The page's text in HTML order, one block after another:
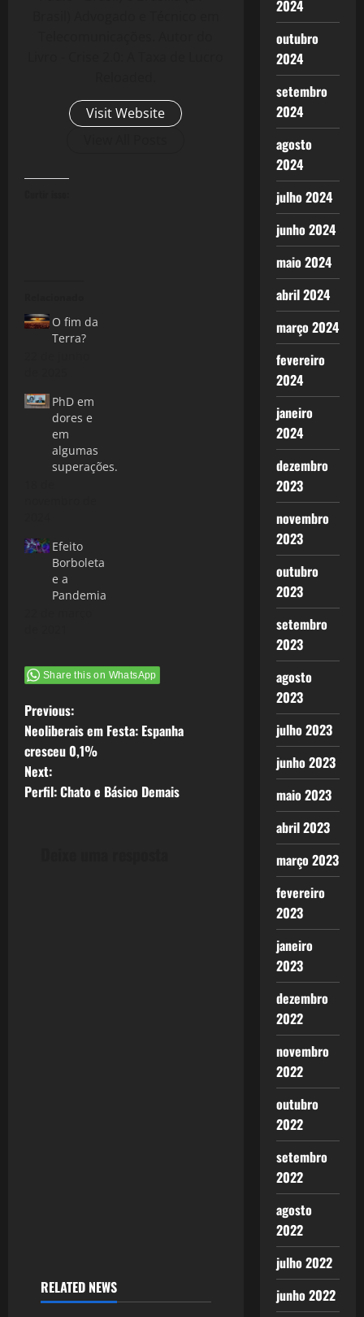
Visit Website
O fim da
Terra?
PhD em
dores e
em
algumas
superações.
Efeito
Borboleta
e a
Pandemia
Share this on WhatsApp
P
o
s
Previous:
Neoliberais em Festa: Espanha
cresceu 0,1%
Next:
Perfil: Chato e Básico Demais
RELATED NEWS
2024
outubro
2024
setembro
2024
agosto
2024
julho 2024
junho 2024
maio 2024
abril 2024
março 2024
fevereiro
2024
janeiro
2024
dezembro
2023
novembro
2023
outubro
2023
setembro
2023
agosto
2023
julho 2023
junho 2023
maio 2023
abril 2023
março 2023
fevereiro
2023
janeiro
2023
dezembro
2022
novembro
2022
outubro
2022
setembro
2022
agosto
2022
julho 2022
junho 2022